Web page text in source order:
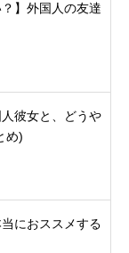
】外国人の友達
人彼女と、どうや
め)
におススメする